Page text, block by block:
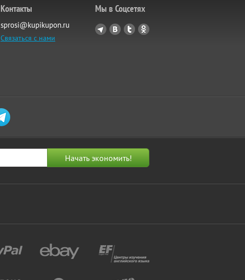
Контакты
sprosi@kupikupon.ru
Связаться с нами
Мы в Соцсетях